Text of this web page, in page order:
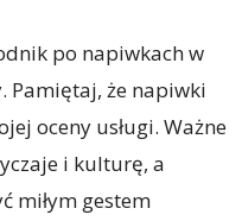
po napiwkach w
Pamiętaj, że napiwki
oceny usługi. Ważne
i kulturę, a
miłym gestem